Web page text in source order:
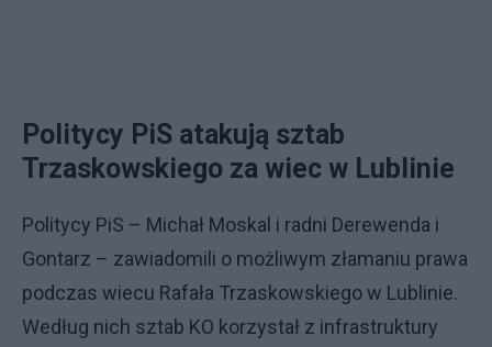
Politycy PiS atakują sztab
Trzaskowskiego za wiec w Lublinie
Politycy PiS – Michał Moskal i radni Derewenda i
Gontarz – zawiadomili o możliwym złamaniu prawa
podczas wiecu Rafała Trzaskowskiego w Lublinie.
Według nich sztab KO korzystał z infrastruktury